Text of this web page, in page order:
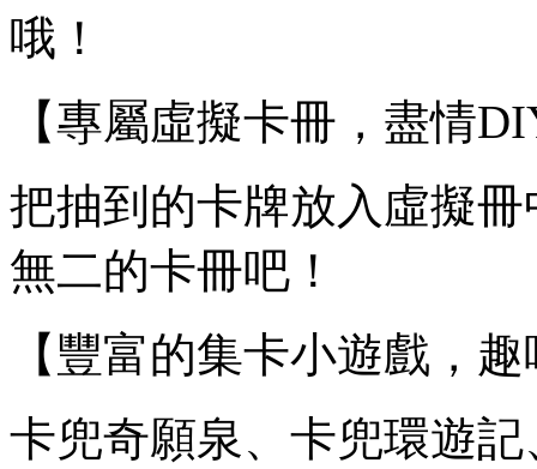
哦！
【專屬虛擬卡冊，盡情
把抽到的卡牌放入虛擬
無二的卡冊吧！
【豐富的集卡小遊戲，
卡兜奇願泉、卡兜環遊